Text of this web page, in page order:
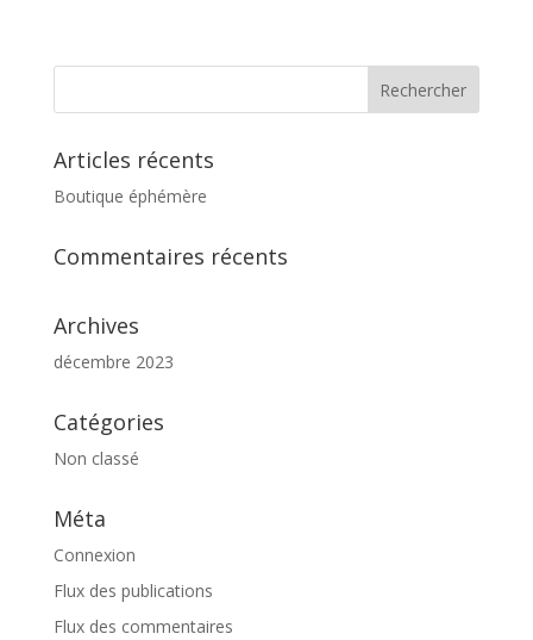
Articles récents
Boutique éphémère
Commentaires récents
Archives
décembre 2023
Catégories
Non classé
Méta
Connexion
Flux des publications
Flux des commentaires